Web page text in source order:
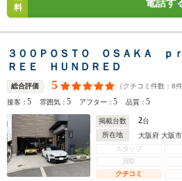
料
３００ＰＯＳＴＯ ＯＳＡＫＡ ｐ
ＲＥＥ ＨＵＮＤＲＥＤ
総合評価 5 （クチコミ件数： 8件
接客：5 雰囲気：5 アフター：5 品質：5
掲載台数 2台
所在地
大阪府 大阪
スタッフ
買取
クチコミ